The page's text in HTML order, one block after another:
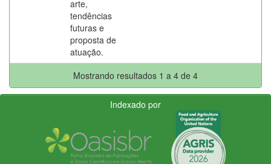
arte,
tendências
futuras e
proposta de
atuação.
Mostrando resultados 1 a 4 de 4
Indexado por